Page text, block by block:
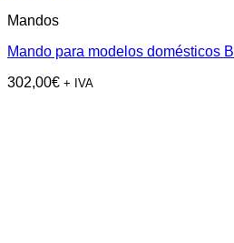
Mandos
Mando para modelos domésticos
302,00€ + IVA